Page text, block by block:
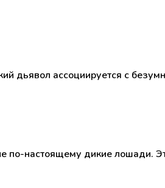
дьявол ассоциируется с
по-настоящему дикие лошади.